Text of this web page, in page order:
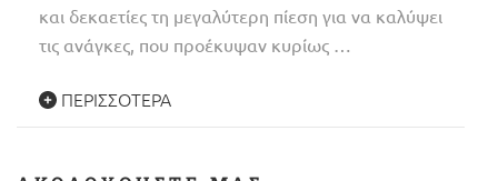
και δεκαετίες τη μεγαλύτερη πίεση για να καλύψει
τις ανάγκες, που προέκυψαν κυρίως …
ΠΕΡΙΣΣΌΤΕΡΑ